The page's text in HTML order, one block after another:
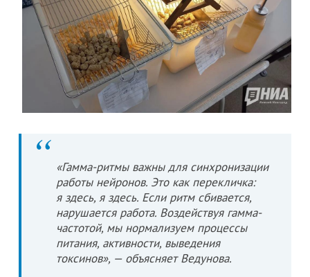
«Гамма-ритмы важны для синхронизации
работы нейронов. Это как перекличка:
я здесь, я здесь. Если ритм сбивается,
нарушается работа. Воздействуя гамма-
частотой, мы нормализуем процессы
питания, активности, выведения
токсинов», — объясняет Ведунова.